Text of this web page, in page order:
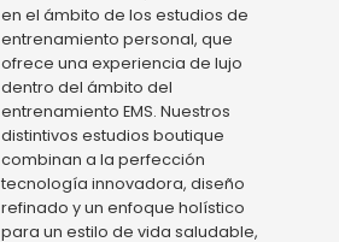
en el ámbito de los estudios de
entrenamiento personal, que
ofrece una experiencia de lujo
dentro del ámbito del
entrenamiento EMS. Nuestros
distintivos estudios boutique
combinan a la perfección
tecnología innovadora, diseño
refinado y un enfoque holístico
para un estilo de vida saludable,